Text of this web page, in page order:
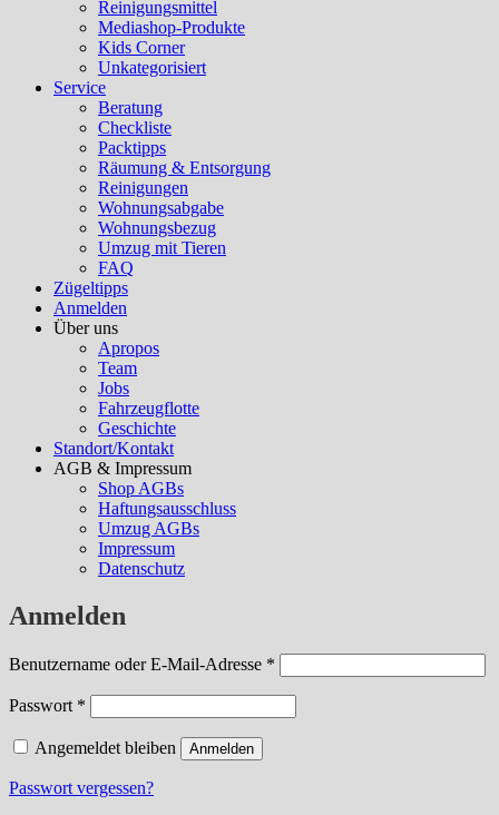
Reinigungsmittel
Mediashop-Produkte
Kids Corner
Unkategorisiert
Service
Beratung
Checkliste
Packtipps
Räumung & Entsorgung
Reinigungen
Wohnungsabgabe
Wohnungsbezug
Umzug mit Tieren
FAQ
Zügeltipps
Anmelden
Über uns
Apropos
Team
Jobs
Fahrzeugflotte
Geschichte
Standort/Kontakt
AGB & Impressum
Shop AGBs
Haftungsausschluss
Umzug AGBs
Impressum
Datenschutz
Anmelden
Benutzername oder E-Mail-Adresse *
Passwort *
Angemeldet bleiben Anmelden
Passwort vergessen?